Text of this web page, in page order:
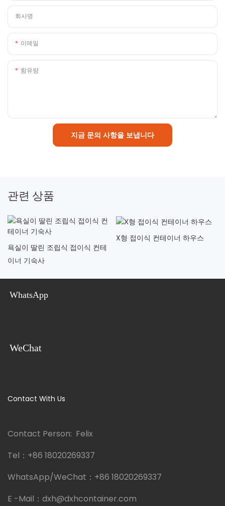
회사명
이메일
함유량
지금 문의 사항을 보냅니다
관련 상품
욕실이 딸린 조립식 접이식 컨테
이너 기숙사
X형 접이식 컨테이너 하우스
WhatsApp
WeChat
Contact With Us
Contact Person: Felix
Tel： +86 18020269337
WhatsApp/WeChat： +86 18020269337
E -Mail： dxh@dxhcontainer.com